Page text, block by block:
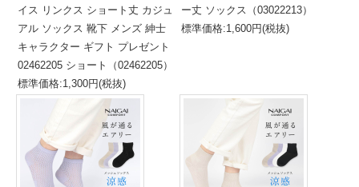
イス リンクス ショート丈 カジュ
アル ソックス 靴下 メンズ 紳士
キャラクター ギフト プレゼント
02462205 ショート（02462205）
標準価格:1,300円(税抜)
ー丈 ソックス（03022213）
標準価格:1,600円(税抜)